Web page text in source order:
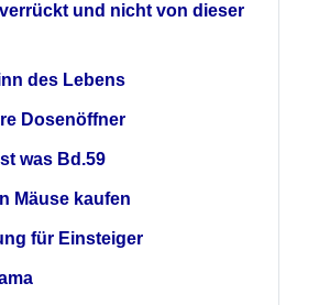
und nicht von dieser
des Lebens
Dosenöffner
was Bd.59
Mäuse kaufen
für Einsteiger